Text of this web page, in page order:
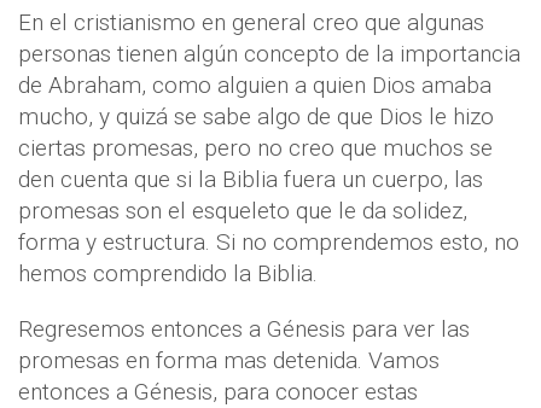
En el cristianismo en general creo que algunas
personas tienen algún concepto de la importancia
de Abraham, como alguien a quien Dios amaba
mucho, y quizá se sabe algo de que Dios le hizo
ciertas promesas, pero no creo que muchos se
den cuenta que si la Biblia fuera un cuerpo, las
promesas son el esqueleto que le da solidez,
forma y estructura. Si no comprendemos esto, no
hemos comprendido la Biblia.
Regresemos entonces a Génesis para ver las
promesas en forma mas detenida. Vamos
entonces a Génesis, para conocer estas